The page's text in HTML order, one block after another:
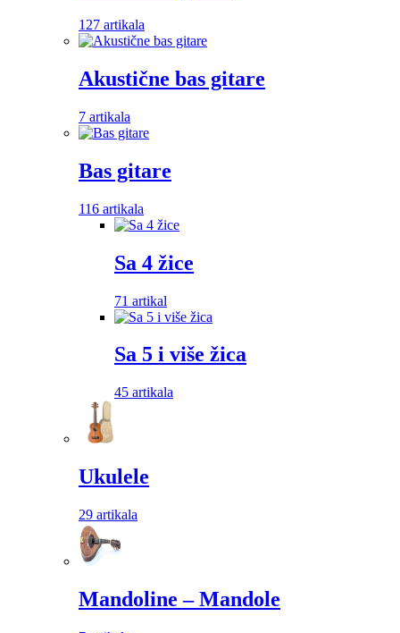
127 artikala
Akustične bas gitare
7 artikala
Bas gitare
116 artikala
Sa 4 žice
71 artikal
Sa 5 i više žica
45 artikala
Ukulele
29 artikala
Mandoline – Mandole